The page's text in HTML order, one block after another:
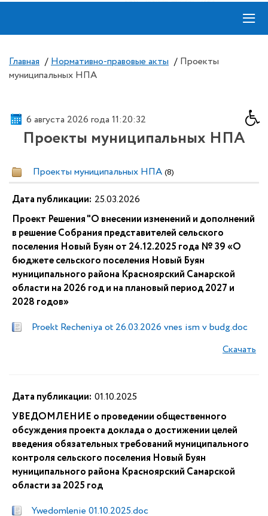
≡
Главная / Нормативно-правовые акты / Проекты
муниципальных НПА
6 августа 2026 года 11:20:32
Проекты муниципальных НПА
Проекты муниципальных НПА (8)
Дата публикации: 25.03.2026
Проект Решения "О внесении изменений и дополнений
в решение Собрания представителей сельского
поселения Новый Буян от 24.12.2025 года № 39 «О
бюджете сельского поселения Новый Буян
муниципального района Красноярский Самарской
области на 2026 год и на плановый период 2027 и
2028 годов»
Proekt Recheniya ot 26.03.2026 vnes ism v budg.doc
Скачать
Дата публикации: 01.10.2025
УВЕДОМЛЕНИЕ о проведении общественного
обсуждения проекта доклада о достижении целей
введения обязательных требований муниципального
контроля сельского поселения Новый Буян
муниципального района Красноярский Самарской
области за 2025 год
Ywedomlenie 01.10.2025.doc